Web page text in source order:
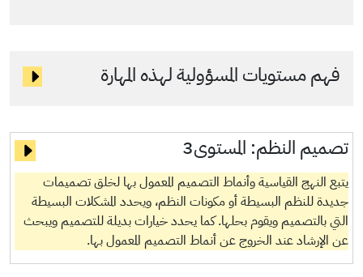
فهم مستويات المسؤولية لهذه المهارة
تصميم النظم: المستوى3
يتبع النهج القياسية وأنماط التصميم المعمول بها لخلق تصميمات
جديدة للنظم البسيطة أو مكونات النظم، ويحدد المشكلات البسيطة
التي بالتصميم ويقوم بحلها. كما يحدد خيارات بديلة للتصميم ويبحث
عن الإرشاد عند الخروج عن أنماط التصميم المعمول بها.